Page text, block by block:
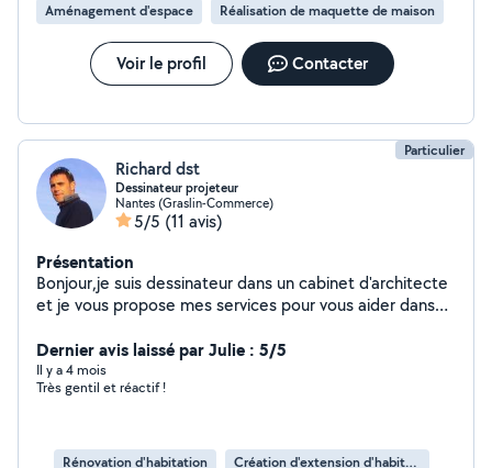
Aménagement d'espace Réalisation de maquette de maison
Voir le profil Contacter
Particulier
Richard dst
Dessinateur projeteur
Nantes (Graslin-Commerce)
5/5 (11 avis)
Présentation
Bonjour,je suis dessinateur dans un cabinet d'architecte
et je vous propose mes services pour vous aider dans
construire). je maîtrise aussi le SIG et maîtrise le logiciel
QGIS
Dernier avis laissé par Julie : 5/5
Il y a 4 mois
Très gentil et réactif !
Rénovation d'habitation Création d'extension d'habitation